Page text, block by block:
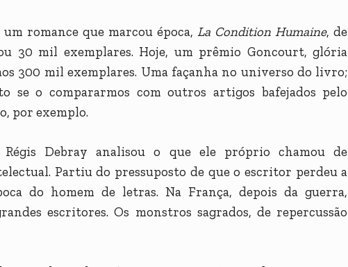
um romance que marcou época, La Condition Humaine, de
30 mil exemplares. Hoje, um prêmio Goncourt, glória
300 mil exemplares. Uma façanha no universo do livro;
se o compararmos com outros artigos bafejados pelo
por exemplo.
Debray analisou o que ele próprio chamou de
Partiu do pressuposto de que o escritor perdeu a
do homem de letras. Na França, depois da guerra,
escritores. Os monstros sagrados, de repercussão